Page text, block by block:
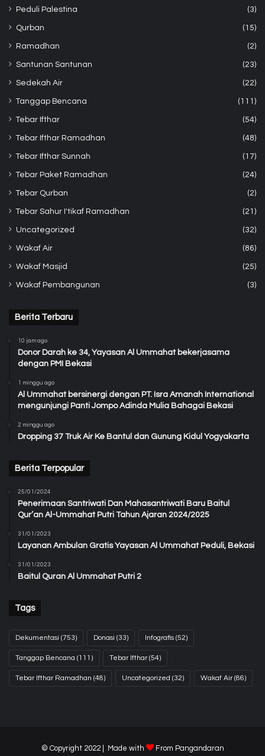
Peduli Palestina (3)
Qurban (15)
Ramadhan (2)
Santunan Santunan (23)
Sedekah Air (22)
Tanggap Bencana (111)
Tebar Ifthar (54)
Tebar Ifthar Ramadhan (48)
Tebar Ifthar Sunnah (17)
Tebar Paket Ramadhan (24)
Tebar Qurban (2)
Tebar Sahur I'tikaf Ramadhan (21)
Uncategorized (32)
Wakaf Air (86)
Wakaf Masjid (25)
Wakaf Pembangunan (3)
Berita Terbaru
10 jam ago
Donor Darah ke 34, Yayasan Al Ummahat bekerjasama
dengan PMI Bekasi
1 minggu ago
Al Ummahat bersinergi dengan PT. Isra Amanah International
mengunjungi Panti Jompo Adinda Mulia Bahagai Bekasi
2 minggu ago
Dropping 37 Truk Air Ke Bantul dan Gunung Kidul Yogyakarta
Berita Terpopular
25/01/2024
Penerimaan Santriwati Dan Mahasantriwati Baru Baitul
Qur’an Al-Ummahat Putri Tahun Ajaran 2024/2025
31/01/2023
Layanan Ambulan Gratis Yayasan Al Ummahat Peduli, Bekasi
31/01/2023
Baitul Quran Al Ummahat Putri 2
Tags
Dekumentasi (753) Donasi (33) Infografis (52)
Tanggap Bencana (111) Tebar Ifthar(54)
Tebar Ifthar Ramadhan (48) Uncategorized (32) Wakaf Air(86)
© Copyright 2022 | Made with From Pangandaran